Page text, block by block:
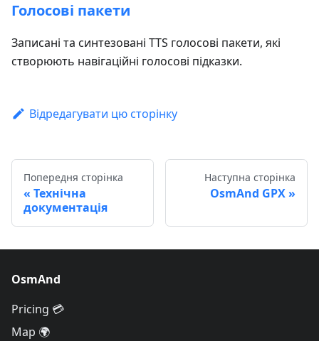
Голосові пакети
Записані та синтезовані TTS голосові пакети, які
створюють навігаційні голосові підказки.
Відредагувати цю сторінку
Попередня сторінка
Технічна
документація
Наступна сторінка
OsmAnd GPX
OsmAnd
Pricing 💳
Map 🌍